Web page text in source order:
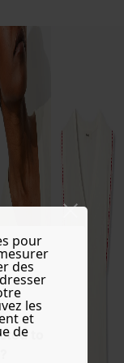
to
pour
des
les
et
de